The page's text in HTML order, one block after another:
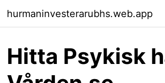
hurmaninvesterarubhs.web.app
Hitta Psykisk